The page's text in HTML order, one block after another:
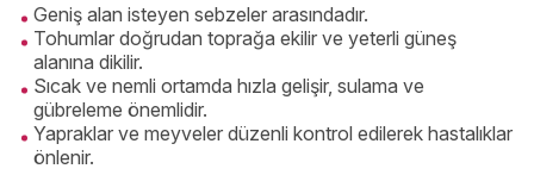
Geniş alan isteyen sebzeler arasındadır.
Tohumlar doğrudan toprağa ekilir ve yeterli güneş
alanına dikilir.
Sıcak ve nemli ortamda hızla gelişir, sulama ve
gübreleme önemlidir.
Yapraklar ve meyveler düzenli kontrol edilerek hastalıklar
önlenir.